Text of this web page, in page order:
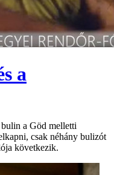
a
a Göd melletti
csak néhány bulizót
következik.